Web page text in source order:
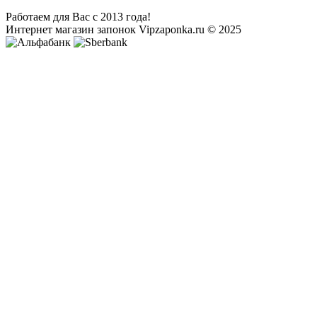
Работаем для Вас с 2013 года!
Интернет магазин запонок Vipzaponka.ru © 2025